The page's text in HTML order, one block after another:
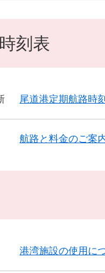
刻表
尾道港定期航路時
航路と料金のご案
港湾施設の使用に